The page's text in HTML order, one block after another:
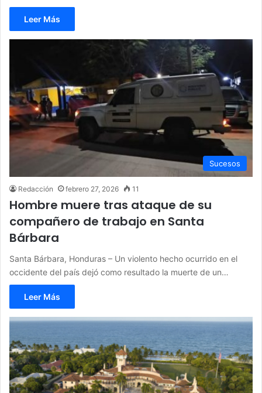
Leer Más
Sucesos
Redacción febrero 27, 2026 11
Hombre muere tras ataque de su
compañero de trabajo en Santa
Bárbara
Santa Bárbara, Honduras – Un violento hecho ocurrido en el
occidente del país dejó como resultado la muerte de un…
Leer Más